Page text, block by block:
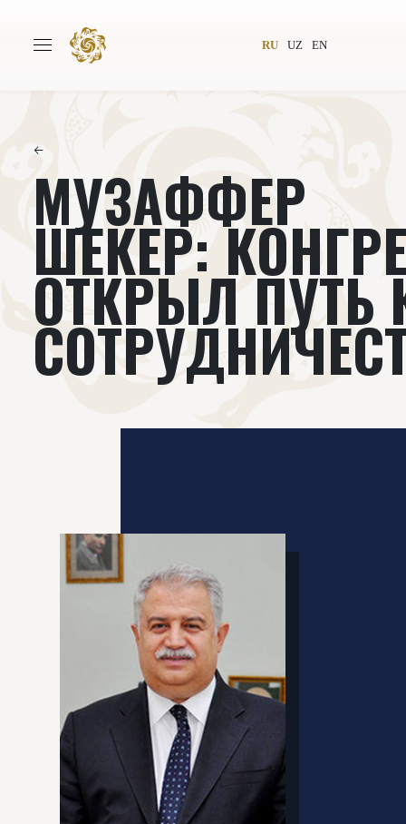
RU UZ EN
Авторы Всемирное общество
Новости
Проекты
Книги Видеолекторий
←
МУЗАФФЕР
ШЕКЕР:
ОТКРЫЛ ПУТЬ